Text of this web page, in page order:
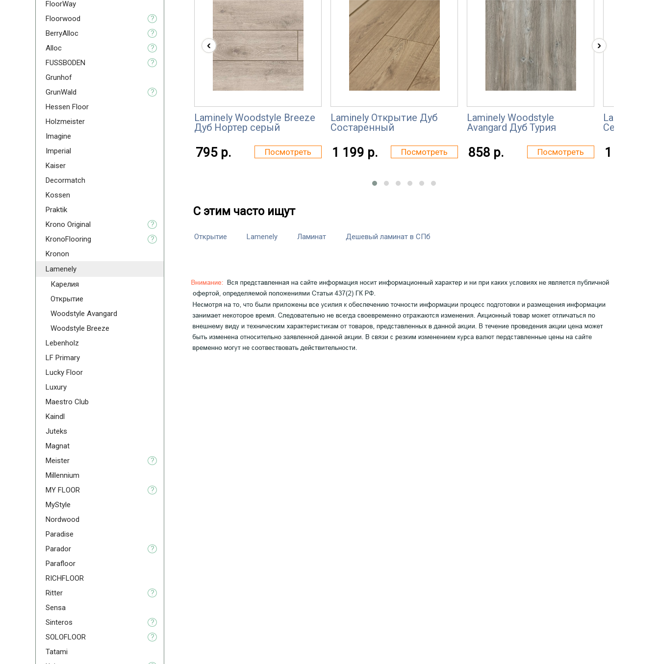
Laminely Woodstyle Breeze
Дуб Нортер серый
795 р. Посмотреть
Laminely Открытие Дуб
Состаренный
1 199 р. Посмотреть
Laminely Woodstyle
Avangard Дуб Турия
858 р. Посмотреть
Laminely
1 399 р.
‹ ›
С этим часто ищут
Открытие Lamenely Ламинат Дешевый ламинат в СПб
FloorWay
Floorwood
?
BerryAlloc
?
Alloc
?
FUSSBODEN
?
Grunhof
GrunWald
?
Hessen Floor
Holzmeister
Imagine
Imperial
Kaiser
Decormatch
Kossen
Praktik
Krono Original
?
KronoFlooring
?
Kronon
Lamenely
Карелия
Открытие
Woodstyle Avangard
Woodstyle Breeze
Lebenholz
LF Primary
Lucky Floor
Luxury
Maestro Club
Kaindl
Juteks
Magnat
Meister
?
Millennium
MY FLOOR
?
MyStyle
Nordwood
Paradise
Parador
?
Parafloor
RICHFLOOR
Ritter
?
Sensa
Sinteros
?
SOLOFLOOR
?
Tatami